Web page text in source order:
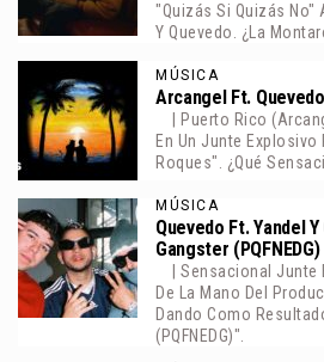
"Quizás Si Quizás No"
Y Quevedo. ¿La
MÚSICA
Arcangel Ft.
| Puerto Rico
En Un Junte Explosivo
Roques". ¿Qué
MÚSICA
Quevedo Ft. Yandel
Gangster (PQFNEDG)
| Sensacional Junte
De La Mano Del
Dando Como
(PQFNEDG)".